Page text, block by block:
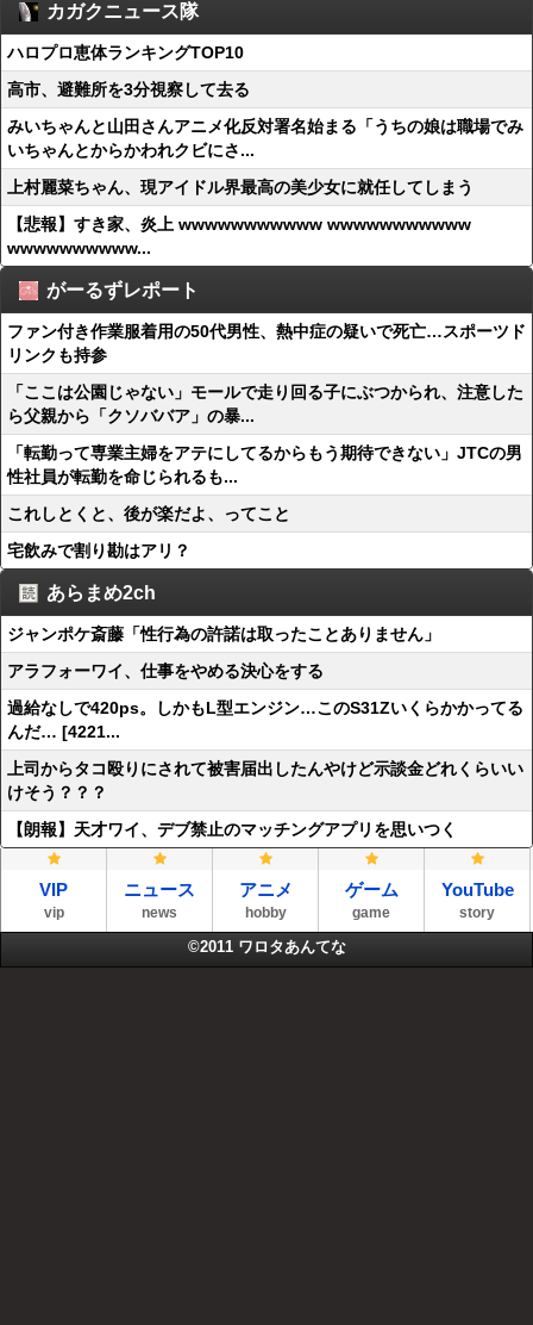
カガクニュース隊
ハロプロ恵体ランキングTOP10
高市、避難所を3分視察して去る
みいちゃんと山田さんアニメ化反対署名始まる「うちの娘は職場でみ
いちゃんとからかわれクビにさ...
上村麗菜ちゃん、現アイドル界最高の美少女に就任してしまう
【悲報】すき家、炎上 wwwwwwwwwww wwwwwwwwwww
wwwwwwwwww...
がーるずレポート
ファン付き作業服着用の50代男性、熱中症の疑いで死亡…スポーツド
リンクも持参
「ここは公園じゃない」モールで走り回る子にぶつかられ、注意した
ら父親から「クソババア」の暴...
「転勤って専業主婦をアテにしてるからもう期待できない」JTCの男
性社員が転勤を命じられるも...
これしとくと、後が楽だよ、ってこと
宅飲みで割り勘はアリ？
あらまめ2ch
ジャンポケ斎藤「性行為の許諾は取ったことありません」
アラフォーワイ、仕事をやめる決心をする
過給なしで420ps。しかもL型エンジン…このS31Zいくらかかってる
んだ… [4221...
上司からタコ殴りにされて被害届出したんやけど示談金どれくらいい
けそう？？？
【朗報】天才ワイ、デブ禁止のマッチングアプリを思いつく
VIP
vip
ニュース
news
アニメ
hobby
ゲーム
game
YouTube
story
©2011 ワロタあんてな